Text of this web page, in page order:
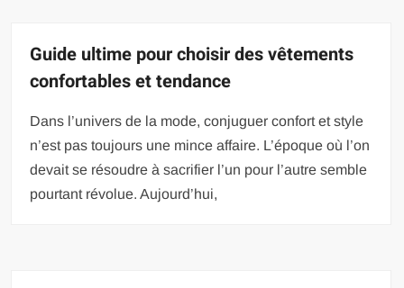
Guide ultime pour choisir des vêtements
confortables et tendance
Dans l’univers de la mode, conjuguer confort et style
n’est pas toujours une mince affaire. L’époque où l’on
devait se résoudre à sacrifier l’un pour l’autre semble
pourtant révolue. Aujourd’hui,